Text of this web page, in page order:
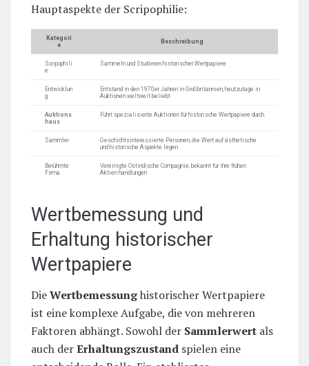
Hauptaspekte der Scripophilie:
Kategori
e
Beschreibung
Scripophili
e
Sammeln und Studieren historischer Wertpapiere
Entwicklun
g
Entstand in den 1970er Jahren in Großbritannien, heutzutage in
Auktionen weltweit beliebt
Auktions
haus
Führt spezialisierte Auktionen für historische Wertpapiere durch
Sammler
Geschichtsinteressierte Personen, die Wert auf ästhetische
und historische Aspekte legen
Berühmte
Firma
Vereinigte Ostindische Compagnie, bekannt für ihre frühen
Aktien handlungen
Wertbemessung und
Erhaltung historischer
Wertpapiere
DieWertbemessunghistorischer Wertpapiere
ist eine komplexe Aufgabe, die von mehreren
Faktoren abhängt. Sowohl der Sammlerwert als
auch derErhaltungszustand spielen eine